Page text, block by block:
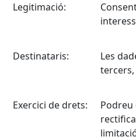
Legitimació:
Destinataris:
Les
tercers,
Exercici de drets:
Podreu